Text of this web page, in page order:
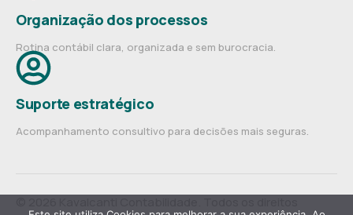
Organização dos processos
Rotina contábil clara, organizada e sem burocracia.
Suporte estratégico
Acompanhamento consultivo para decisões mais seguras.